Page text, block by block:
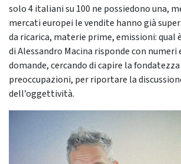
solo 4 italiani su 100 ne possiedono una,
mercati europei le vendite hanno già
da ricarica, materie prime, emissioni: qual
di Alessandro Macina risponde con
domande, cercando di capire la
preoccupazioni, per riportare la
dell’oggettività.